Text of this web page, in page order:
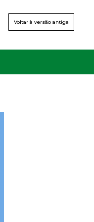
Voltar à versão antiga